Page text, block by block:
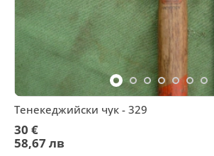
Тенекеджийски чук - 329
30 €
58,67 лв